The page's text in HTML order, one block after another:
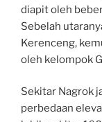
diapit oleh
Sebelah
Kerenceng,
oleh kelompok
Sekitar Nagrok
perbedaan